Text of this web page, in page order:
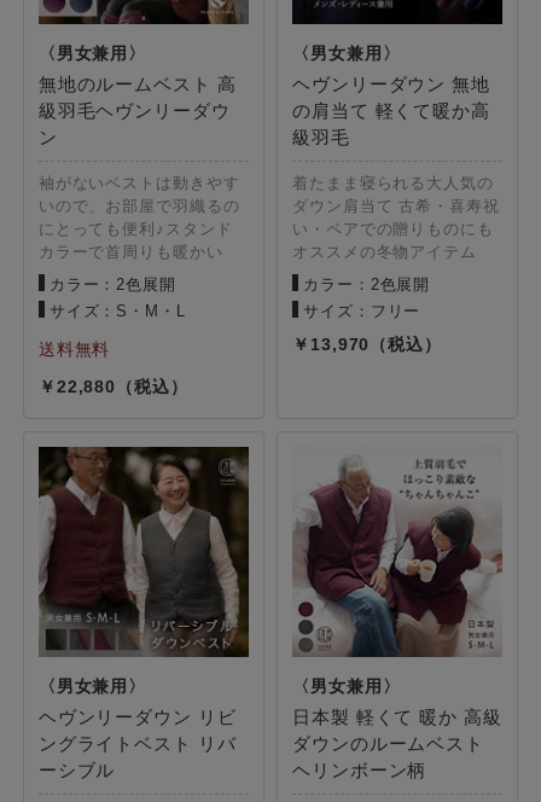
無地のルームベスト 高
級羽毛ヘヴンリーダウ
ン
袖がないベストは動きやす
いので、お部屋で羽織るの
にとっても便利♪スタンド
カラーで首周りも暖かい
カラー：2色展開
サイズ：S・M・L
22,880
ヘヴンリーダウン 無地
の肩当て 軽くて暖か高
級羽毛
着たまま寝られる大人気の
ダウン肩当て 古希・喜寿祝
い・ペアでの贈りものにも
オススメの冬物アイテム
カラー：2色展開
サイズ：フリー
13,970
ヘヴンリーダウン リビ
ングライトベスト リバ
ーシブル
日本製 軽くて 暖か 高級
ダウンのルームベスト
ヘリンボーン柄